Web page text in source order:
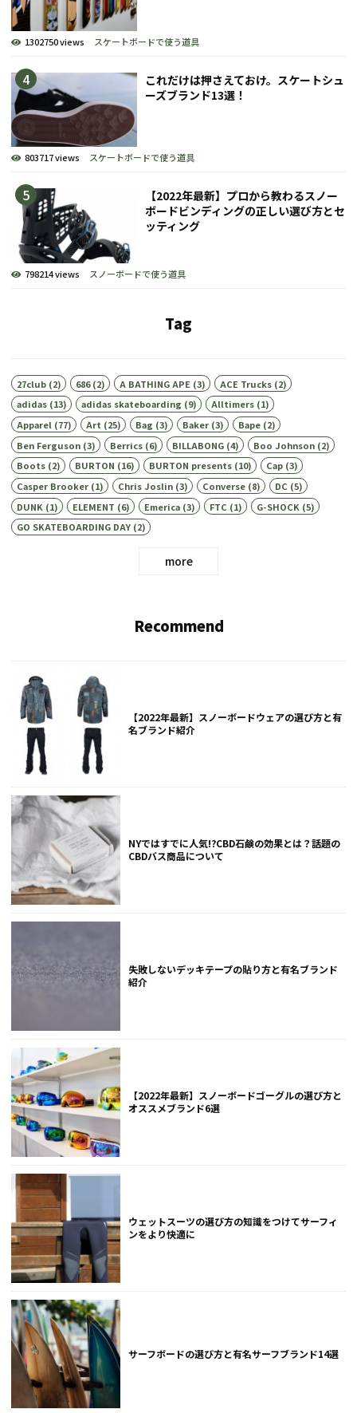
1302750 views スケートボードで使う道具
これだけは押さえておけ。スケートシュ
ーズブランド13選！
803717 views スケートボードで使う道具
【2022年最新】プロから教わるスノー
ボードビンディングの正しい選び方とセ
ッティング
798214 views スノーボードで使う道具
Tag
27club(2) 686(2) A BATHING APE (3) ACE Trucks(2)
adidas(13) adidas skateboarding (9) Alltimers(1)
Apparel (77) Art (25) Bag (3) Baker(3) Bape(2)
Ben Ferguson(3) Berrics(6) BILLABONG(4) Boo Johnson(2)
Boots(2) BURTON (16) BURTON presents(10) Cap(3)
Casper Brooker(1) Chris Joslin(3) Converse(8) DC (5)
DUNK (1) ELEMENT (6) Emerica(3) FTC (1) G-SHOCK (5)
GO SKATEBOARDING DAY(2)
more
Recommend
【2022年最新】スノーボードウェアの選び方と有
名ブランド紹介
NYではすでに人気!?CBD石鹸の効果とは？話題の
CBDバス商品について
失敗しないデッキテープの貼り方と有名ブランド
紹介
【2022年最新】スノーボードゴーグルの選び方と
オススメブランド6選
ウェットスーツの選び方の知識をつけてサーフィ
ンをより快適に
サーフボードの選び方と有名サーフブランド14選